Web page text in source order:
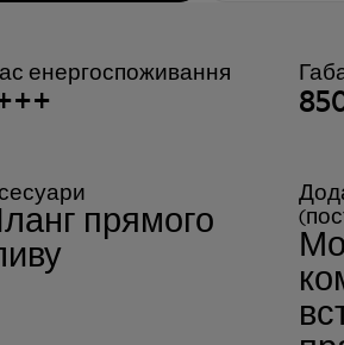
енергоспоживання
прямого